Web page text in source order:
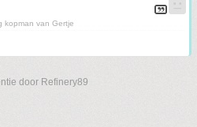
kopman van Gertje
door Refinery89